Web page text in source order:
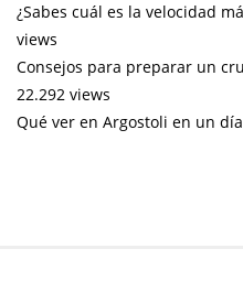
¿Sabes cuál es la velocidad
views
Consejos para preparar un
22.292 views
Qué ver en Argostoli en un día